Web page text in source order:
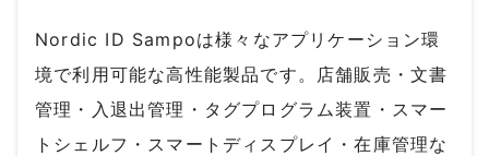
Nordic ID Sampoは様々なアプリケーション環
境で利用可能な高性能製品です。店舗販売・文書
管理・入退出管理・タグプログラム装置・スマー
トシェルフ・スマートディスプレイ・在庫管理な